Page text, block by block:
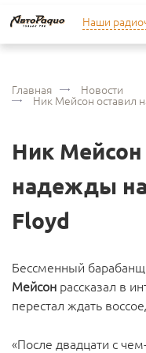
Наши
Главная Новости
Ник Мейсон оставил
Ник Мейсон
надежды
Floyd
Бессменный
Мейсон рассказал в
перестал ждать
«После двадцати с